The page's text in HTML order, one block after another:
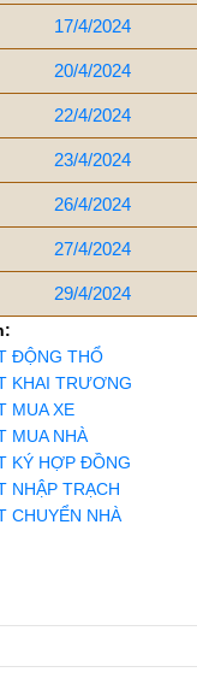
17/4/2024
20/4/2024
22/4/2024
23/4/2024
26/4/2024
27/4/2024
29/4/2024
ĐỘNG THỔ
KHAI TRƯƠNG
MUA XE
MUA NHÀ
KÝ HỢP ĐỒNG
NHẬP TRẠCH
CHUYỂN NHÀ